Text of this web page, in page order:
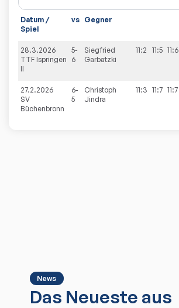
Datum /
Spiel
vs Gegner
28.3.2026
TTF Ispringen
II
5-
6
Siegfried
Garbatzki
11:2 11:5 11:6
27.2.2026
SV
Büchenbronn
6-
5
Christoph
Jindra
11:3 11:7 11:7
News
Das Neueste aus